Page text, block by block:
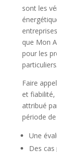
sont les
que Mon
pour les
particuliers.
Faire
et fiabilité,
attribué
période
Une
Des cas